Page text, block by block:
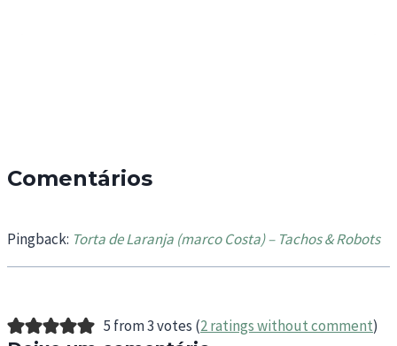
Comentários
Pingback: Torta de Laranja (marco Costa) – Tachos & Robots
5 from 3 votes (2 ratings without comment)